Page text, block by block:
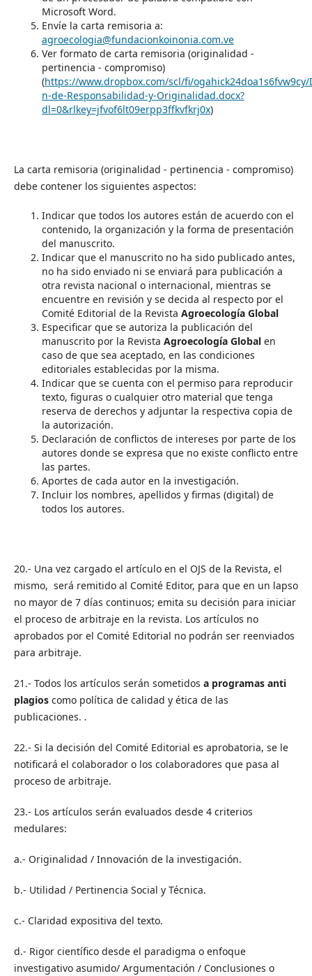
Microsoft Word.
Envíe la carta remisoria a:
agroecologia@fundacionkoinonia.com.ve
Ver formato de carta remisoria (originalidad -
pertinencia - compromiso)
(https://www.dropbox.com/scl/fi/ogahick24doa1s6fvw9cy/
n-de-Responsabilidad-y-Originalidad.docx?
dl=0&rlkey=jfvof6lt09erpp3ffkvfkrj0x)
La carta remisoria (originalidad - pertinencia - compromiso)
debe contener los siguientes aspectos:
Indicar que todos los autores están de acuerdo con el
contenido, la organización y la forma de presentación
del manuscrito.
Indicar que el manuscrito no ha sido publicado antes,
no ha sido enviado ni se enviará para publicación a
otra revista nacional o internacional, mientras se
encuentre en revisión y se decida al respecto por el
Comité Editorial de la Revista Agroecología Global
Especificar que se autoriza la publicación del
manuscrito por la Revista Agroecología Globalen
caso de que sea aceptado, en las condiciones
editoriales establecidas por la misma.
Indicar que se cuenta con el permiso para reproducir
texto, figuras o cualquier otro material que tenga
reserva de derechos y adjuntar la respectiva copia de
la autorización.
Declaración de conflictos de intereses por parte de los
autores donde se expresa que no existe conflicto entre
las partes.
Aportes de cada autor en la investigación.
Incluir los nombres, apellidos y firmas (digital) de
todos los autores.
20.- Una vez cargado el artículo en el OJS de la Revista, el
mismo, será remitido al Comité Editor, para que en un lapso
no mayor de 7 días continuos; emita su decisión para iniciar
el proceso de arbitraje en la revista. Los artículos no
aprobados por el Comité Editorial no podrán ser reenviados
para arbitraje.
21.- Todos los artículos serán sometidos a programas anti
plagioscomo política de calidad y ética de las
publicaciones. .
22.- Si la decisión del Comité Editorial es aprobatoria, se le
notificará el colaborador o los colaboradores que pasa al
proceso de arbitraje.
23.- Los artículos serán evaluados desde 4 criterios
medulares:
a.- Originalidad / Innovación de la investigación.
b.- Utilidad / Pertinencia Social y Técnica.
c.- Claridad expositiva del texto.
d.- Rigor científico desde el paradigma o enfoque
investigativo asumido/ Argumentación / Conclusiones o